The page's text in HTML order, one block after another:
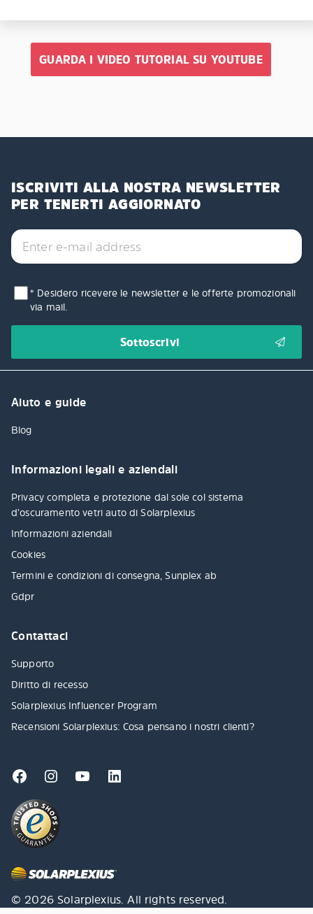
GUARDA I VIDEO TUTORIAL SU YOUTUBE
ISCRIVITI ALLA NOSTRA NEWSLETTER
PER TENERTI AGGIORNATO
* Desidero ricevere le newsletter e le offerte promozionali
via mail.
Aiuto e guide
Blog
Informazioni legali e aziendali
Privacy completa e protezione dal sole col sistema
d’oscuramento vetri auto di Solarplexius
Informazioni aziendali
Cookies
Termini e condizioni di consegna, Sunplex ab
Gdpr
Contattaci
Supporto
Diritto di recesso
Solarplexius Influencer Program
Recensioni Solarplexius: Cosa pensano i nostri clienti?
© 2026 Solarplexius. All rights reserved.